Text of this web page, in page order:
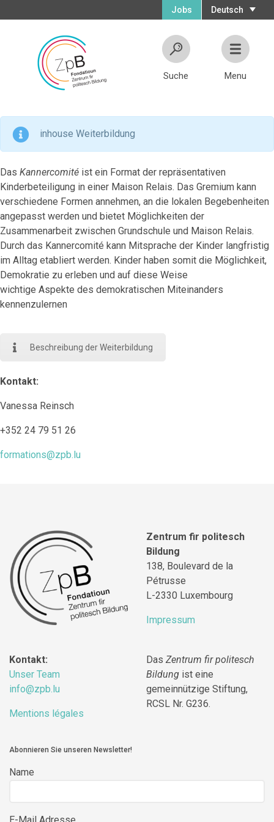
Deutsch
Jobs
Suche Menu
inhouse Weiterbildung
Das Kannercomité ist ein Format der repräsentativen
Kinderbeteiligung in einer Maison Relais. Das Gremium kann
verschiedene Formen annehmen, an die lokalen Begebenheiten
angepasst werden und bietet Möglichkeiten der
Zusammenarbeit zwischen Grundschule und Maison Relais.
Durch das Kannercomité kann Mitsprache der Kinder langfristig
im Alltag etabliert werden. Kinder haben somit die Möglichkeit,
Demokratie zu erleben und auf diese Weise
wichtige Aspekte des demokratischen Miteinanders
kennenzulernen
Beschreibung der Weiterbildung
Kontakt:
Vanessa Reinsch
+352 24 79 51 26
formations@zpb.lu
Zentrum fir politesch
Bildung
138, Boulevard de la
Pétrusse
L-2330 Luxembourg
Impressum
Kontakt:
Unser Team
info@zpb.lu
Mentions légales
Das Zentrum fir politesch
Bildung ist eine
gemeinnützige Stiftung,
RCSL Nr. G236.
Abonnieren Sie unseren Newsletter!
Name